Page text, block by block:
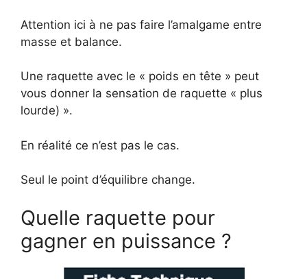
Attention ici à ne pas faire l’amalgame entre
masse et balance.
Une raquette avec le « poids en tête » peut
vous donner la sensation de raquette « plus
lourde) ».
En réalité ce n’est pas le cas.
Seul le point d’équilibre change.
Quelle raquette pour
gagner en puissance ?